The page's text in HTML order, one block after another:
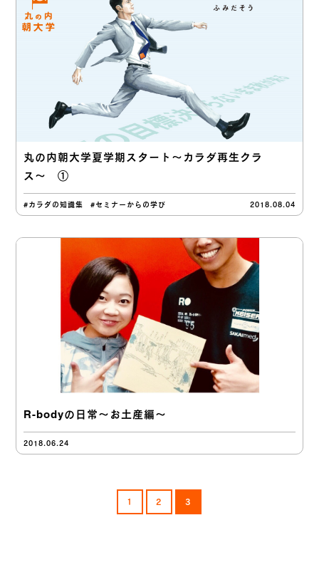
丸の内朝大学夏学期スタート〜カラダ再生クラ
ス〜 ①
#カラダの知識集 #セミナーからの学び 2018.08.04
R-bodyの日常～お土産編～
2018.06.24
1 2 3